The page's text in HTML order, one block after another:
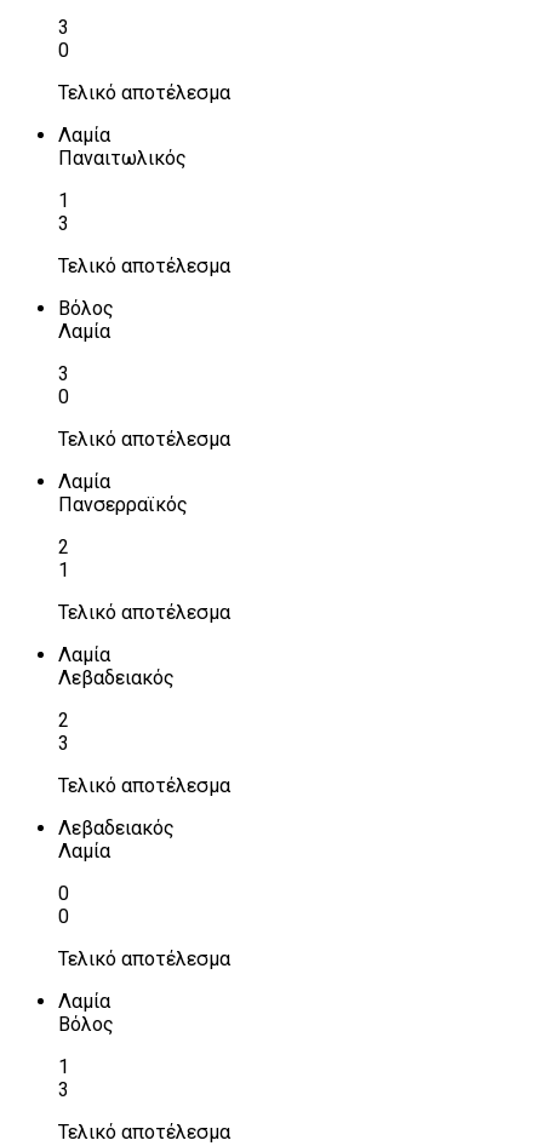
3
0
Τελικό αποτέλεσμα
Λαμία
Παναιτωλικός
1
3
Τελικό αποτέλεσμα
Βόλος
Λαμία
3
0
Τελικό αποτέλεσμα
Λαμία
Πανσερραϊκός
2
1
Τελικό αποτέλεσμα
Λαμία
Λεβαδειακός
2
3
Τελικό αποτέλεσμα
Λεβαδειακός
Λαμία
0
0
Τελικό αποτέλεσμα
Λαμία
Βόλος
1
3
Τελικό αποτέλεσμα